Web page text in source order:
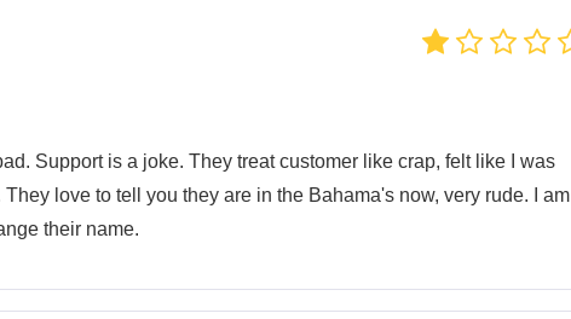
Support is a joke. They treat customer like crap, felt like I was
love to tell you they are in the Bahama's now, very rude. I am
their name.